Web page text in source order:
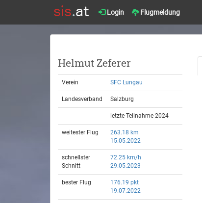
Login Flugmeldung
Helmut Zeferer
Verein SFC Lungau
Landesverband Salzburg
letzte Teilnahme 2024
weitester Flug
263.18 km
15.05.2022
schnellster
Schnitt
72.25 km/h
29.05.2023
bester Flug
176.19 pkt
19.07.2022